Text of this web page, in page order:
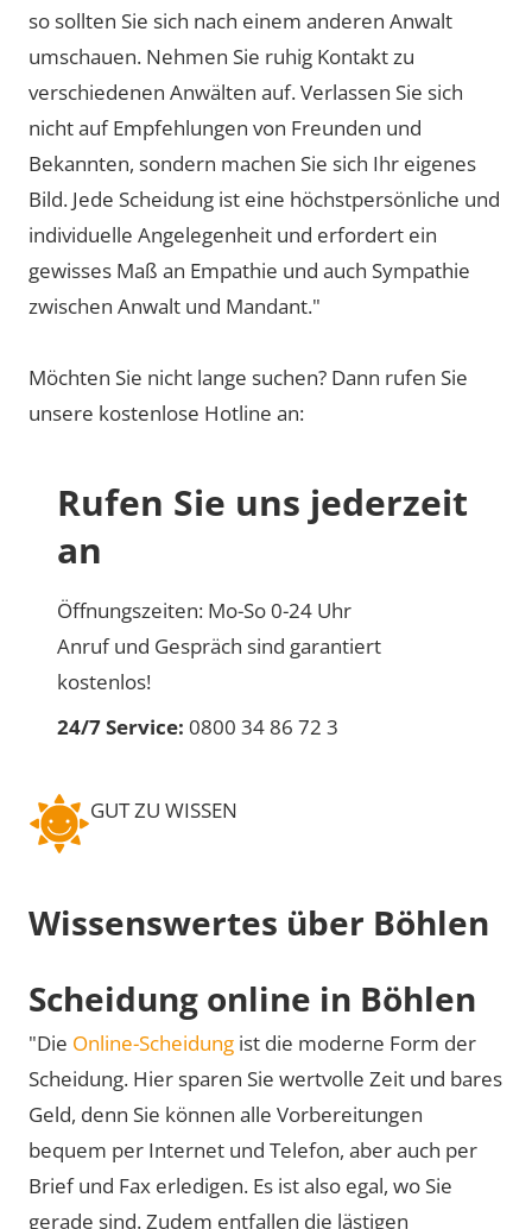
so sollten Sie sich nach einem anderen Anwalt
umschauen. Nehmen Sie ruhig Kontakt zu
verschiedenen Anwälten auf. Verlassen Sie sich
nicht auf Empfehlungen von Freunden und
Bekannten, sondern machen Sie sich Ihr eigenes
Bild. Jede Scheidung ist eine höchstpersönliche und
individuelle Angelegenheit und erfordert ein
gewisses Maß an Empathie und auch Sympathie
zwischen Anwalt und Mandant."
Möchten Sie nicht lange suchen? Dann rufen Sie
unsere kostenlose Hotline an:
Rufen Sie uns jederzeit
an
Öffnungszeiten: Mo-So 0-24 Uhr
Anruf und Gespräch sind garantiert
kostenlos!
24/7 Service: 0800 34 86 72 3
GUT ZU WISSEN
Wissenswertes über Böhlen
Scheidung online in Böhlen
"Die Online-Scheidung ist die moderne Form der
Scheidung. Hier sparen Sie wertvolle Zeit und bares
Geld, denn Sie können alle Vorbereitungen
bequem per Internet und Telefon, aber auch per
Brief und Fax erledigen. Es ist also egal, wo Sie
gerade sind. Zudem entfallen die lästigen